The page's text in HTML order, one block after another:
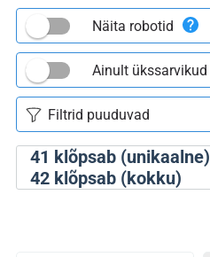
41 klõpsab (unikaalne)
42klõpsab (kokku)
Näita robotid
Ainult ükssarvikud